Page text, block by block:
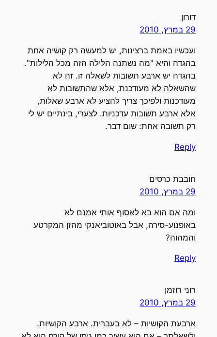
דורון
29 במרץ, 2010
ועכשיו באמת ברצינות, יש למעשה רק קושיה אחת
בהגדה והיא "מה נשתנה הלילה הזה מכל הלילות".
בהגדה יש ארבע תשובות לשאלה זו. זה לא
שהשאלה לא מעודכנת, אלא שהתשובות לא
מעודכנות ולפיכך צריך להציע לא ארבע שאלות,
אלא ארבע תשובות עדכניות. לצערי, בינתיים יש לי
רק תשובה אחת: שום דבר.
Reply
חובבת כרסים
29 במרץ, 2010
ומה אם הוא בא לאסוף אותי אמנם לא
באופנוע-סירה, אבל באוטוביאנקי מהזן המקרטע
והמהוה?
Reply
רוני רוזמן
29 במרץ, 2010
ארבעת הקושיות – לא בעברית. ארבע הקושיות.